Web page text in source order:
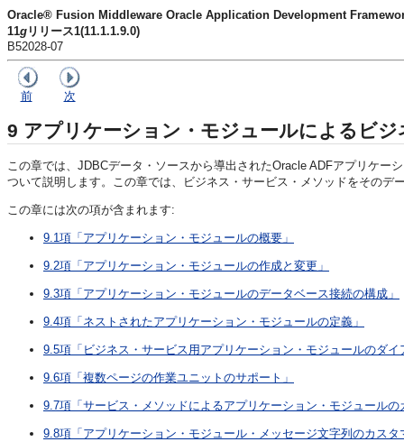
Oracle® Fusion Middleware Oracle Application Development
11g リリース1(11.1.1.9.0)
B52028-07
前 次
9 アプリケーション・モジュールによるビ
この章では、JDBCデータ・ソースから導出されたOracle ADFアプリケ
ついて説明します。この章では、ビジネス・サービス・メソッドをその
この章には次の項が含まれます:
9.1項「アプリケーション・モジュールの概要」
9.2項「アプリケーション・モジュールの作成と変更」
9.3項「アプリケーション・モジュールのデータベース接続の構成」
9.4項「ネストされたアプリケーション・モジュールの定義」
9.5項「ビジネス・サービス用アプリケーション・モジュールのダイ
9.6項「複数ページの作業ユニットのサポート」
9.7項「サービス・メソッドによるアプリケーション・モジュールの
9.8項「アプリケーション・モジュール・メッセージ文字列のカスタ